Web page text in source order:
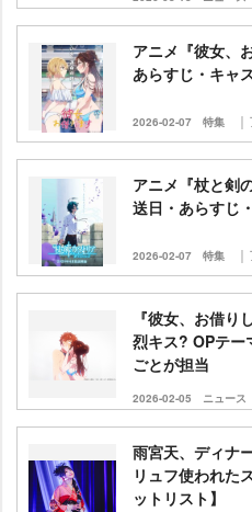
アニメ『彼女、
あらすじ・キャ
2026-02-07 特集
アニメ『杖と剣
送日・あらすじ
2026-02-07 特集
『彼女、お借り
烈キス? OPテー
ごとが担当
2026-02-05 ニュース
雨宮天、ディナ
リュフ使われた
ットリスト】